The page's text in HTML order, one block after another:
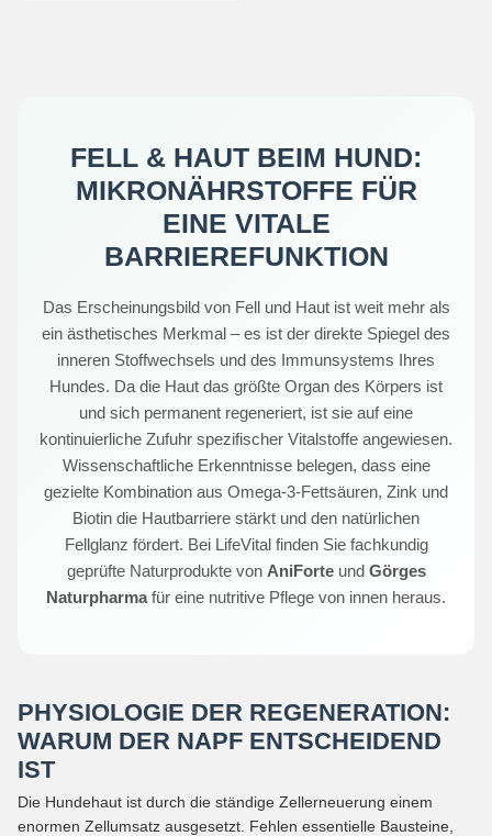
FELL & HAUT BEIM HUND:
MIKRONÄHRSTOFFE FÜR
EINE VITALE
BARRIEREFUNKTION
Das Erscheinungsbild von Fell und Haut ist weit mehr als
ein ästhetisches Merkmal – es ist der direkte Spiegel des
inneren Stoffwechsels und des Immunsystems Ihres
Hundes. Da die Haut das größte Organ des Körpers ist
und sich permanent regeneriert, ist sie auf eine
kontinuierliche Zufuhr spezifischer Vitalstoffe angewiesen.
Wissenschaftliche Erkenntnisse belegen, dass eine
gezielte Kombination aus Omega-3-Fettsäuren, Zink und
Biotin die Hautbarriere stärkt und den natürlichen
Fellglanz fördert. Bei LifeVital finden Sie fachkundig
geprüfte Naturprodukte von AniForteund Görges
Naturpharmafür eine nutritive Pflege von innen heraus.
PHYSIOLOGIE DER REGENERATION:
WARUM DER NAPF ENTSCHEIDEND
IST
Die Hundehaut ist durch die ständige Zellerneuerung einem
enormen Zellumsatz ausgesetzt. Fehlen essentielle Bausteine,